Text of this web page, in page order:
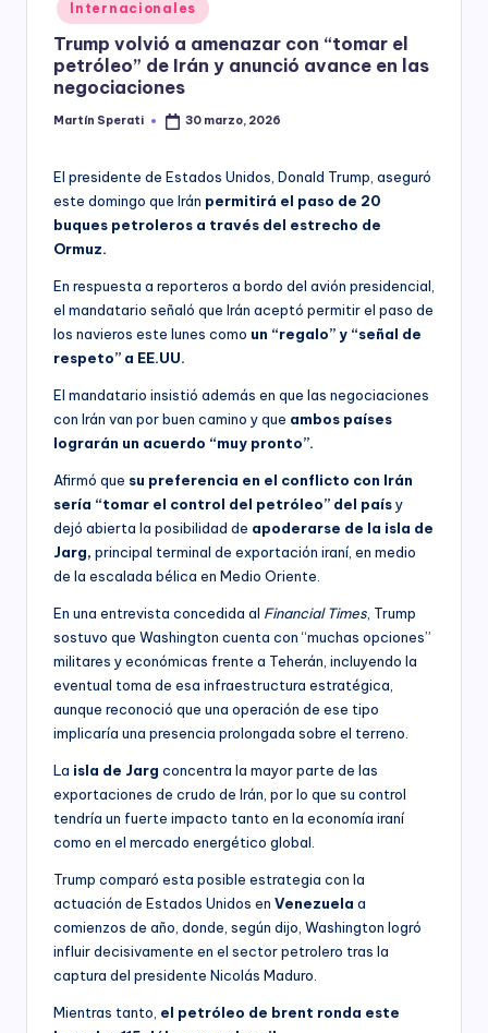
y
in
Internacionales
Trump volvió a amenazar con “tomar el
petróleo” de Irán y anunció avance en las
negociaciones
Posted
Martín Sperati 30 marzo, 2026
El presidente de Estados Unidos, Donald Trump, aseguró
este domingo que Irán permitirá el paso de 20
buques petroleros a través del estrecho de
Ormuz.
En respuesta a reporteros a bordo del avión presidencial,
el mandatario señaló que Irán aceptó permitir el paso de
los navieros este lunes como un “regalo” y “señal de
respeto” a EE.UU.
El mandatario insistió además en que las negociaciones
con Irán van por buen camino y que ambos países
lograrán un acuerdo “muy pronto”.
Afirmó que su preferencia en el conflicto con Irán
sería “tomar el control del petróleo” del paísy
dejó abierta la posibilidad de apoderarse de la isla de
Jarg, principal terminal de exportación iraní, en medio
de la escalada bélica en Medio Oriente.
En una entrevista concedida al Financial Times , Trump
sostuvo que Washington cuenta con “muchas opciones”
militares y económicas frente a Teherán, incluyendo la
eventual toma de esa infraestructura estratégica,
aunque reconoció que una operación de ese tipo
implicaría una presencia prolongada sobre el terreno.
La isla de Jarg concentra la mayor parte de las
exportaciones de crudo de Irán, por lo que su control
tendría un fuerte impacto tanto en la economía iraní
como en el mercado energético global.
Trump comparó esta posible estrategia con la
actuación de Estados Unidos en Venezuela a
comienzos de año, donde, según dijo, Washington logró
influir decisivamente en el sector petrolero tras la
captura del presidente Nicolás Maduro.
Mientras tanto, el petróleo de brent ronda este